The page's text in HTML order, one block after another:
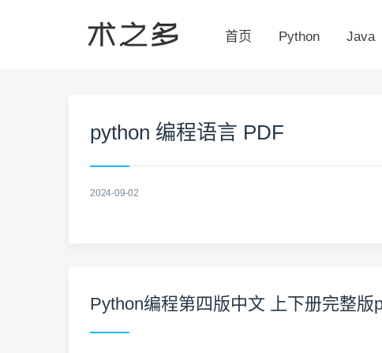
首页 Python Java
python 编程语言 PDF
2024-09-02
Python编程第四版中文 上下册完整版